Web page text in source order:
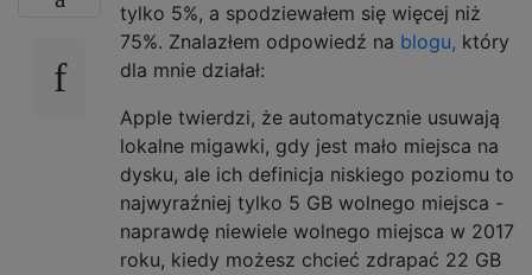
tylko 5%, a spodziewałem się więcej niż
75%. Znalazłem odpowiedź na blogu, który
dla mnie działał:
Apple twierdzi, że automatycznie usuwają
lokalne migawki, gdy jest mało miejsca na
dysku, ale ich definicja niskiego poziomu to
najwyraźniej tylko 5 GB wolnego miejsca -
naprawdę niewiele wolnego miejsca w 2017
roku, kiedy możesz chcieć zdrapać 22 GB